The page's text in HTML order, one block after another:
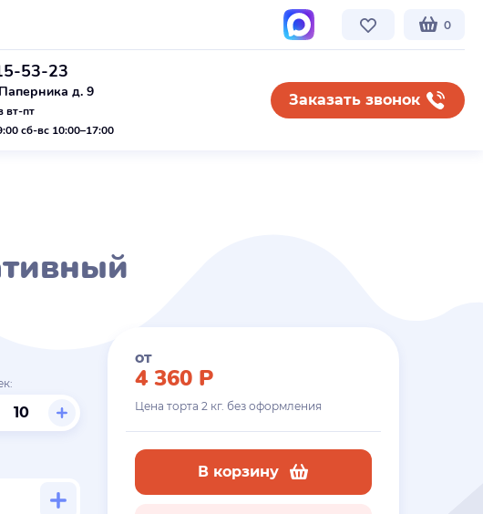
0
53-23
д. 9
вт-пт
сб-вс 10:00–17:00
Заказать звонок
от
4 360 Р
Цена торта 2 кг. без оформления
В корзину